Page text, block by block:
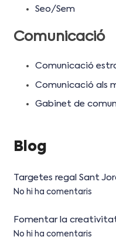
Seo/Sem
Comunicació
Comunicació
Comunicació als
Gabinet de
Blog
Targetes regal Sant
No hi ha comentaris
Fomentar la
No hi ha comentaris